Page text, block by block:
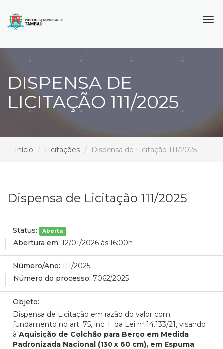
DISPENSA DE
LICITAÇÃO 111/2025
Início Licitações Dispensa de Licitação 111/2025
Dispensa de Licitação 111/2025
Status: Aberta
Abertura em: 12/01/2026 às 16:00h
Número/Ano: 111/2025
Número do processo: 7062/2025
Objeto:
Dispensa de Licitação em razão do valor com
fundamento no art. 75, inc. II da Lei nº 14.133/21, visando
à Aquisição de Colchão para Berço em Medida
Padronizada Nacional (130 x 60 cm), em Espuma